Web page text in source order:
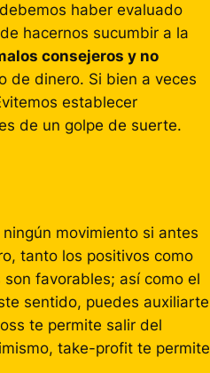
haber evaluado
hacernos sucumbir a la
consejeros y no
de dinero. Si bien a veces
establecer
de un golpe de suerte.
movimiento si antes
tanto los positivos como
favorables; así como el
sentido, puedes auxiliarte
te permite salir del
take-profit te permite